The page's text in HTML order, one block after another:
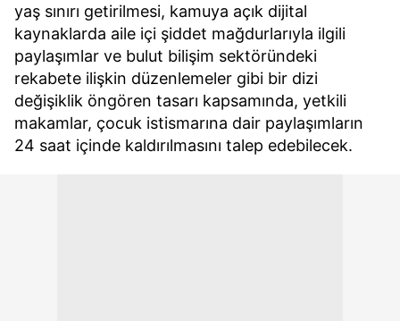
yaş sınırı getirilmesi, kamuya açık dijital
kaynaklarda aile içi şiddet mağdurlarıyla ilgili
paylaşımlar ve bulut bilişim sektöründeki
rekabete ilişkin düzenlemeler gibi bir dizi
değişiklik öngören tasarı kapsamında, yetkili
makamlar, çocuk istismarına dair paylaşımların
24 saat içinde kaldırılmasını talep edebilecek.